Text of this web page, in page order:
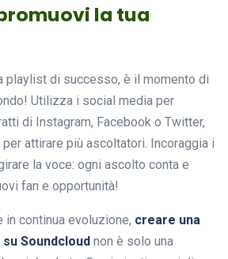
la tua
playlist di successo, è il momento di
Utilizza i social media per
di Instagram, Facebook o Twitter,
attirare più ascoltatori. Incoraggia i
la voce: ogni ascolto conta e
fan e opportunità!
in continua evoluzione, creare una
Soundcloud non è solo una